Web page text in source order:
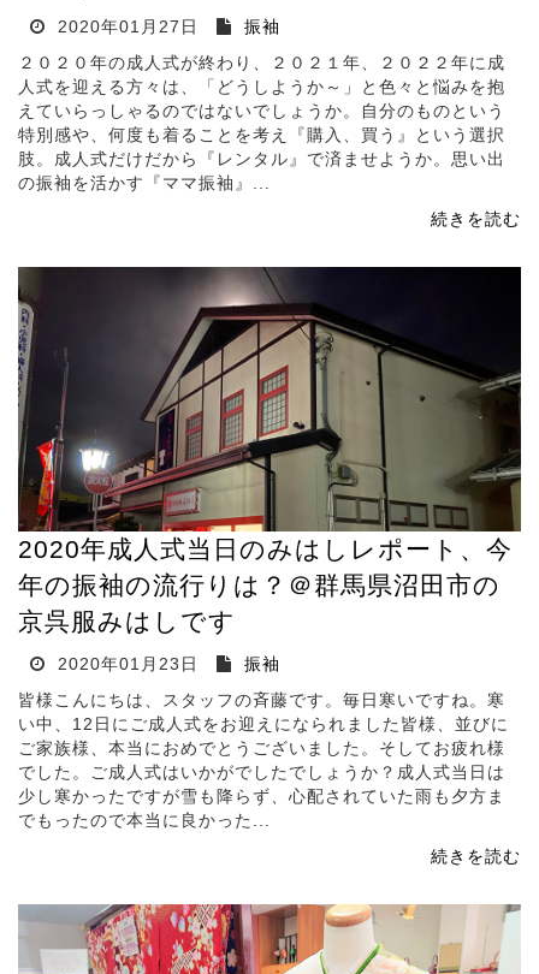
2020年01月27日
振袖
２０２０年の成人式が終わり、２０２１年、２０２２年に成
人式を迎える方々は、「どうしようか～」と色々と悩みを抱
えていらっしゃるのではないでしょうか。自分のものという
特別感や、何度も着ることを考え『購入、買う』という選択
肢。成人式だけだから『レンタル』で済ませようか。思い出
の振袖を活かす『ママ振袖』...
続きを読む
2020年成人式当日のみはしレポート、今
年の振袖の流行りは？＠群馬県沼田市の
京呉服みはしです
2020年01月23日
振袖
皆様こんにちは、スタッフの斉藤です。毎日寒いですね。寒
い中、12日にご成人式をお迎えになられました皆様、並びに
ご家族様、本当におめでとうございました。そしてお疲れ様
でした。ご成人式はいかがでしたでしょうか？成人式当日は
少し寒かったですが雪も降らず、心配されていた雨も夕方ま
でもったので本当に良かった...
続きを読む